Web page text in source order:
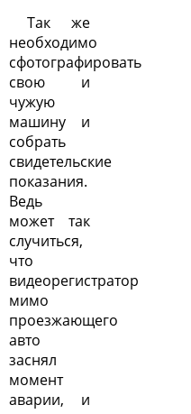
Так же
необходимо
сфотографировать
свою и
чужую
машину и
собрать
свидетельские
показания.
Ведь
может так
случиться,
что
видеорегистратор
мимо
проезжающего
авто
заснял
момент
аварии, и